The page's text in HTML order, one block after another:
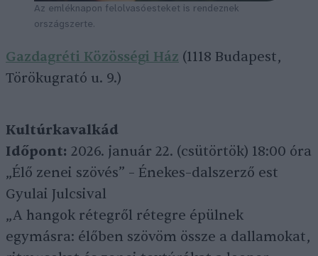
Az emléknapon felolvasóesteket is rendeznek
országszerte.
Gazdagréti Közösségi Ház (1118 Budapest,
Törökugrató u. 9.)
Kultúrkavalkád
Időpont: 2026. január 22. (csütörtök) 18:00 óra
„Élő zenei szövés” – Énekes–dalszerző est
Gyulai Julcsival
„A hangok rétegről rétegre épülnek
egymásra: élőben szövöm össze a dallamokat,